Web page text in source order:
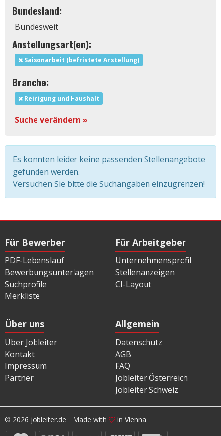
Bundesland:
Bundesweit
Anstellungsart(en):
Saisonarbeit (befristete Anstellung)
Branche:
Reinigung und Haushalt
Suche verändern »
Es konnten leider keine passenden Stellenangebote
gefunden werden.
Versuchen Sie bitte die Suchangaben einzugrenzen!
Für Bewerber
PDF-Lebenslauf
Bewerbungsunterlagen
Suchprofile
Merkliste
Für Arbeitgeber
Unternehmensprofil
Stellenanzeigen
CI-Layout
Über uns
Über Jobleiter
Kontakt
Impressum
Partner
Allgemein
Datenschutz
AGB
FAQ
Jobleiter Österreich
Jobleiter Schweiz
© 2026 jobleiter.de Made with in Vienna